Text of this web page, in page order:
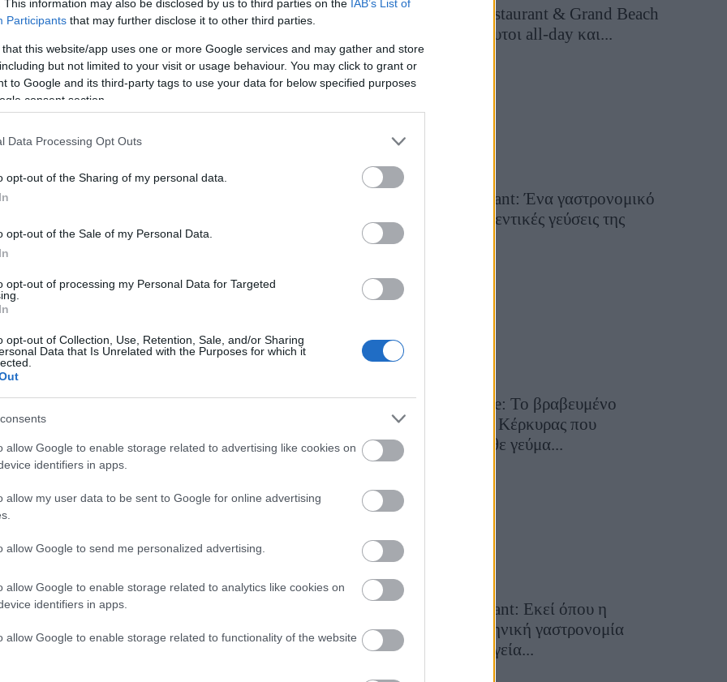
This information may also be disclosed by us to third parties on the IAB’s List of
Participants that may further disclose it to other third parties.
that this website/app uses one or more Google services and may gather and store
but not limited to your visit or usage behaviour. You may click to grant or
to Google and its third-party tags to use your data for below specified purposes
consent section.
Data Processing Opt Outs
opt-out of the Sharing of my personal data.
opt-out of the Sale of my Personal Data.
opt-out of processing my Personal Data for Targeted
opt-out of Collection, Use, Retention, Sale, and/or Sharing
Data that Is Unrelated with the Purposes for which it
allow Google to enable storage related to advertising like cookies on
identifiers in apps.
allow my user data to be sent to Google for online advertising
allow Google to send me personalized advertising.
allow Google to enable storage related to analytics like cookies on
identifiers in apps.
allow Google to enable storage related to functionality of the website
θα επαναφέρει πτήσεις σε περίπου 20
και σε 34 από το Μόναχο, αυξάνοντας
οποίο αναπτύσσεται προοδευτικά τις τελευταίες
Grand Asia Restaurant & Grand Beach
Club: Οι απόλυτοι all-day και...
2 ημέρες πριν
Tsapis Restaurant: Ένα γαστρονομικό
ταξίδι στις αυθεντικές γεύσεις της
Σίφνου!
Toula’s Seaside: Το βραβευμένο
εστιατόριο της Κέρκυρας που
μετατρέπει κάθε γεύμα...
Cavos Restaurant: Εκεί όπου η
αυθεντική ελληνική γαστρονομία
συναντά τη μαγεία...